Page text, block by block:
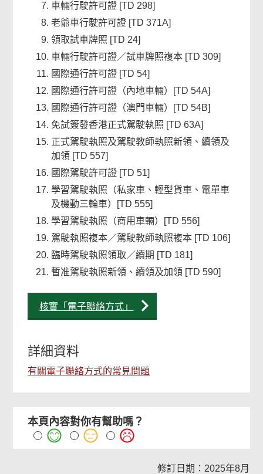
車輛行駛許可證 [TD 298]
老爺車行駛許可證 [TD 371A]
領取試車牌照 [TD 24]
車輛行駛許可證／試車牌照複本 [TD 309]
國際通行許可證 [TD 54]
國際通行許可證（內地車輛）[TD 54A]
國際通行許可證（澳門車輛）[TD 54B]
免試簽發香港正式駕駛執照 [TD 63A]
正式駕駛執照及駕駛教師執照新領、續領及
加領 [TD 557]
國際駕駛許可證 [TD 51]
學習駕駛執照（私家車、輕型貨車、電單車
及機動三輪車）[TD 555]
學習駕駛執照（商用車輛）[TD 556]
駕駛執照複本／駕駛教師執照複本 [TD 106]
臨時駕駛執照領取／續期 [TD 181]
暫准駕駛執照新領、續領及加領 [TD 590]
核實「電子聯絡方式」
詳細資料
有關電子聯絡方式的常見問題
本頁內容對你有幫助嗎？
修訂日期：2025年8月